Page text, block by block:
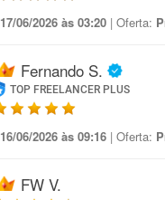
17/06/2026 às 03:20 | Oferta:
Fernando S.
TOP FREELANCER PLUS
16/06/2026 às 09:16 | Oferta:
FW V.